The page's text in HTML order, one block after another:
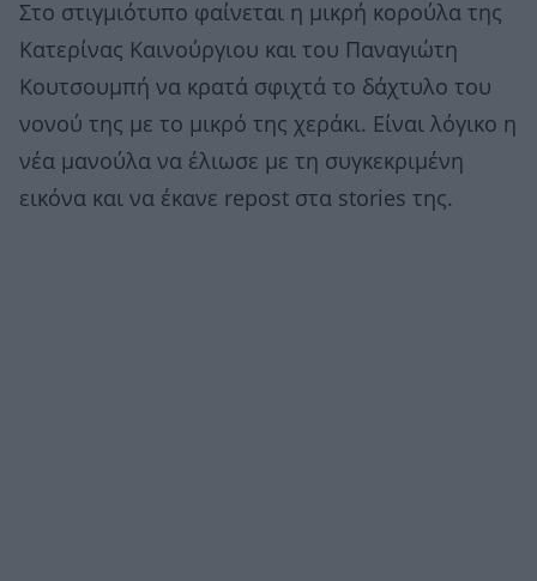
Στο στιγμιότυπο φαίνεται η μικρή κορούλα της
Κατερίνας Καινούργιου και του Παναγιώτη
Κουτσουμπή να κρατά σφιχτά το δάχτυλο του
νονού της με το μικρό της χεράκι. Είναι λόγικο η
νέα μανούλα να έλιωσε με τη συγκεκριμένη
εικόνα και να έκανε repost στα stories της.